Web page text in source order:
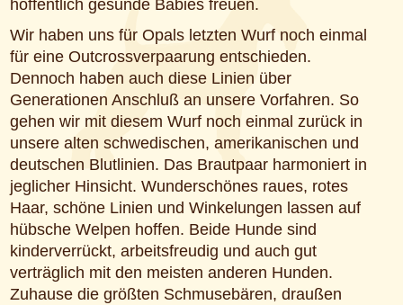
hoffentlich gesunde Babies freuen.
Wir haben uns für Opals letzten Wurf noch einmal
für eine Outcrossverpaarung entschieden.
Dennoch haben auch diese Linien über
Generationen Anschluß an unsere Vorfahren. So
gehen wir mit diesem Wurf noch einmal zurück in
unsere alten schwedischen, amerikanischen und
deutschen Blutlinien. Das Brautpaar harmoniert in
jeglicher Hinsicht. Wunderschönes raues, rotes
Haar, schöne Linien und Winkelungen lassen auf
hübsche Welpen hoffen. Beide Hunde sind
kinderverrückt, arbeitsfreudig und auch gut
verträglich mit den meisten anderen Hunden.
Zuhause die größten Schmusebären, draußen